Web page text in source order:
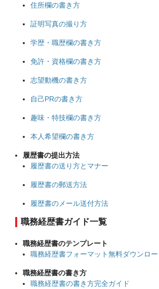
住所欄の書き方
証明写真の撮り方
学歴・職歴欄の書き方
免許・資格欄の書き方
志望動機の書き方
自己PRの書き方
趣味・特技欄の書き方
本人希望欄の書き方
履歴書の提出方法
履歴書の送り方とマナー
履歴書の郵送方法
履歴書のメール送付方法
職務経歴書ガイド一覧
職務経歴書のテンプレート
職務経歴書フォーマット無料ダウンロー
職務経歴書の書き方
職務経歴書の書き方完全ガイド